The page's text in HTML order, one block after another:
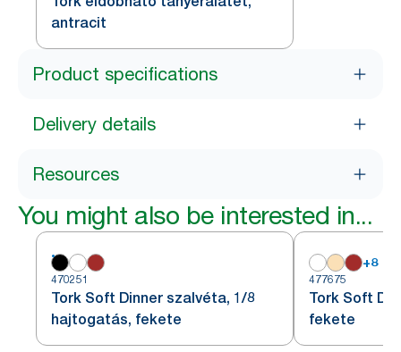
antracit
Product specifications
Delivery details
Resources
You might also be interested in...
470251
Tork Soft Dinner szalvéta, 1/8
hajtogatás, fekete
+8
477675
Tork Soft
fekete